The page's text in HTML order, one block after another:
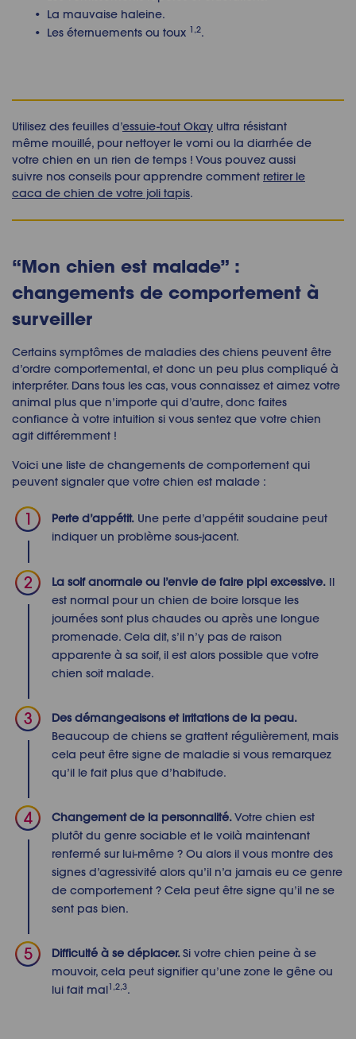
La mauvaise haleine.
Les éternuements ou toux 1,2.
Utilisez des feuilles d’essuie-tout Okay ultra résistant
même mouillé, pour nettoyer le vomi ou la diarrhée de
votre chien en un rien de temps ! Vous pouvez aussi
suivre nos conseils pour apprendre comment retirer le
caca de chien de votre joli tapis.
“Mon chien est malade” :
changements de comportement à
surveiller
Certains symptômes de maladies des chiens peuvent être
d’ordre comportemental, et donc un peu plus compliqué à
interpréter. Dans tous les cas, vous connaissez et aimez votre
animal plus que n’importe qui d’autre, donc faites
confiance à votre intuition si vous sentez que votre chien
agit différemment !
Voici une liste de changements de comportement qui
peuvent signaler que votre chien est malade :
Perte d’appétit. Une perte d’appétit soudaine peut
indiquer un problème sous-jacent.
La soif anormale ou l’envie de faire pipi excessive. Il
est normal pour un chien de boire lorsque les
journées sont plus chaudes ou après une longue
promenade. Cela dit, s’il n’y pas de raison
apparente à sa soif, il est alors possible que votre
chien soit malade.
Des démangeaisons et irritations de la peau.
Beaucoup de chiens se grattent régulièrement, mais
cela peut être signe de maladie si vous remarquez
qu’il le fait plus que d’habitude.
Changement de la personnalité.Votre chien est
plutôt du genre sociable et le voilà maintenant
renfermé sur lui-même ? Ou alors il vous montre des
signes d’agressivité alors qu’il n’a jamais eu ce genre
de comportement ? Cela peut être signe qu’il ne se
sent pas bien.
Difficulté à se déplacer.Si votre chien peine à se
mouvoir, cela peut signifier qu’une zone le gêne ou
lui fait mal1,2,3.